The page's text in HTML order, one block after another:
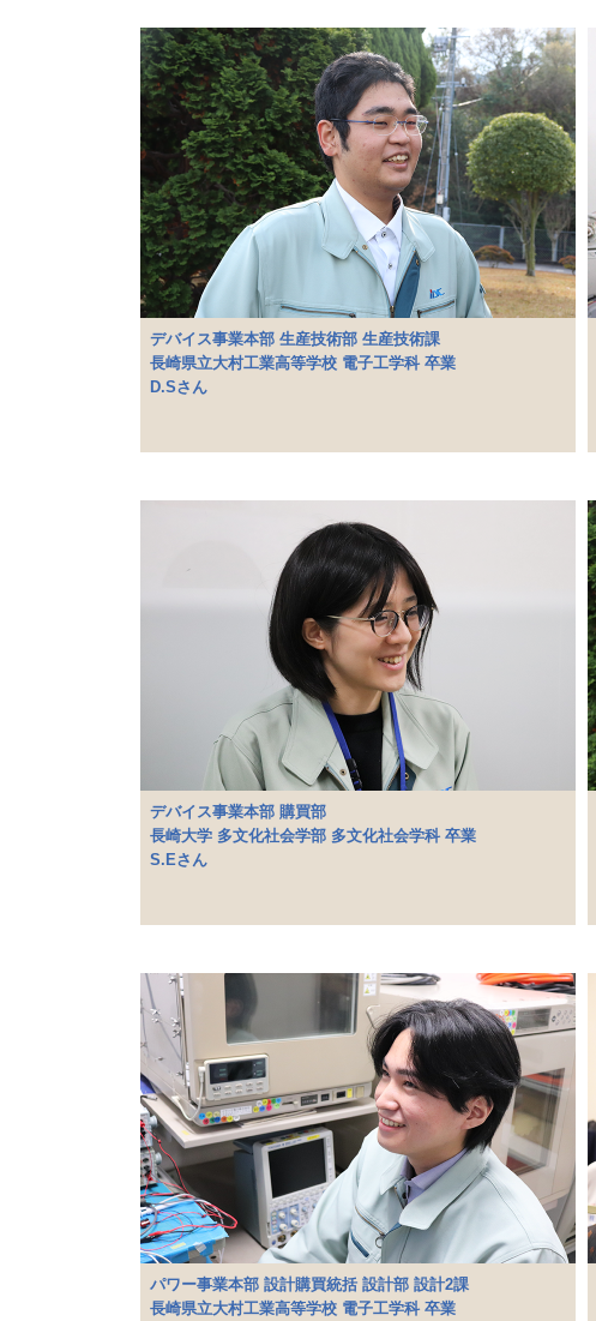
デバイス事業本部 生産技術部 生産技術課
長崎県立大村工業高等学校 電子工学科 卒業
D.Sさん
デバイス事業本部 購買部
長崎大学 多文化社会学部 多文化社会学科 卒業
S.Eさん
パワー事業本部 設計購買統括 設計部 設計2課
長崎県立大村工業高等学校 電子工学科 卒業